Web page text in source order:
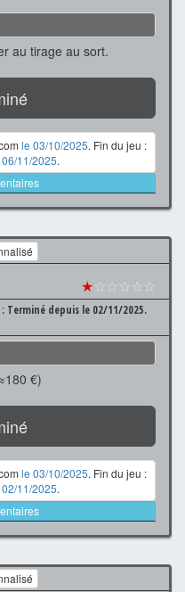
au tirage au sort.
le 03/10/2025. Fin du jeu :
06/11/2025.
★☆☆☆☆☆
Terminé depuis le 02/11/2025.
€)
le 03/10/2025. Fin du jeu :
02/11/2025.